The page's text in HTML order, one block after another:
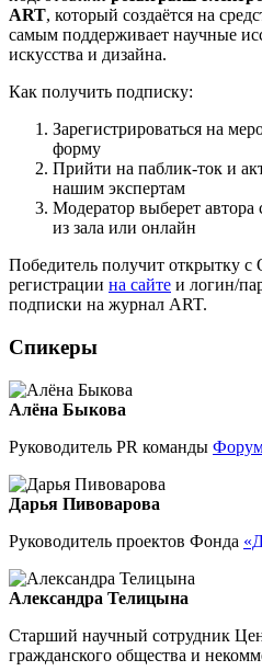
ART, который создаётся на
самым поддерживает научные
искусства и дизайна.
Как получить подписку:
Зарегистрироваться на
форму
Прийти на паблик-ток и
нашим экспертам
Модератор выберет автора
из зала или онлайн
Победитель получит открытку с
регистрации на сайте и логин/
подписки на журнал АRT.
Спикеры
Алёна Быкова
Руководитель PR команды
Дарья Пивоварова
Руководитель проектов Фонда
Александра Телицына
Старший научный сотрудник
гражданского общества и